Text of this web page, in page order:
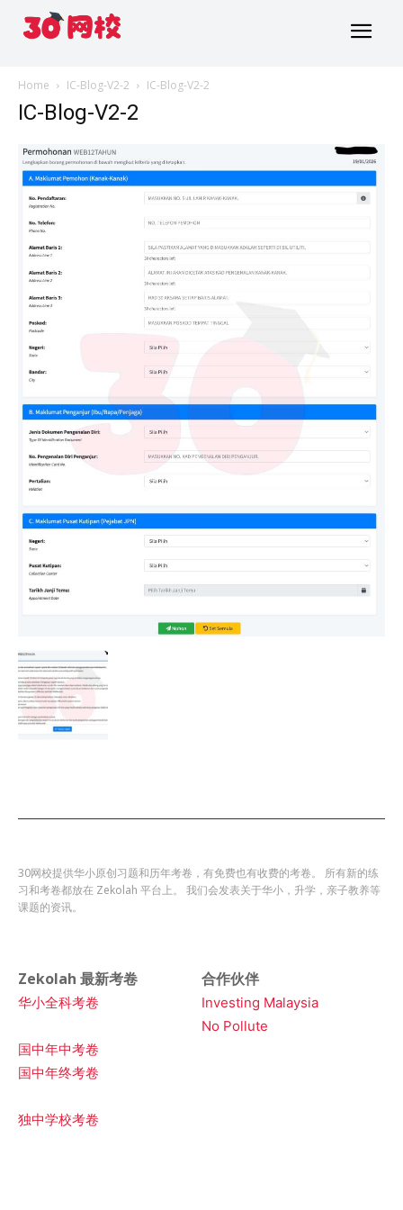
Home IC-Blog-V2-2 IC-Blog-V2-2
IC-Blog-V2-2
30网校提供华小原创习题和历年考卷，有免费也有收费的考卷。 所有新的练
习和考卷都放在 Zekolah 平台上。 我们会发表关于华小，升学，亲子教养等
课题的资讯。
Zekolah 最新考卷
华小全科考卷
国中年中考卷
国中年终考卷
独中学校考卷
合作伙伴
Investing Malaysia
No Pollute